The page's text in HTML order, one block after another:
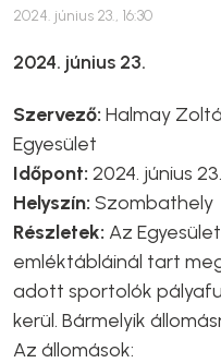
2024. június 23., 16:30
2024. június 23.
Szervező: Halmay
Egyesület
Időpont: 2024. június 23.
Helyszín: Szombathely
Részletek: Az
emléktábláinál tart
adott sportolók
kerül. Bármelyik
Az állomások: